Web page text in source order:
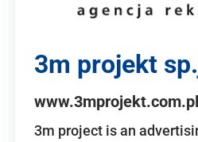
3m projekt
www.3mprojekt.com.pl
3m project is an